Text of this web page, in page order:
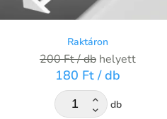
Raktáron
200 Ft/ db helyett
180 Ft / db
db